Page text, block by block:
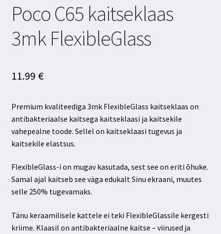
Poco C65 kaitseklaas
3mk FlexibleGlass
11.99 €
Premium kvaliteediga 3mk FlexibleGlass kaitseklaas on
antibakteriaalse kaitsega kaitseklaasi ja kaitsekile
vahepealne toode. Sellel on kaitseklaasi tugevus ja
kaitsekile elastsus.
FlexibleGlass-i on mugav kasutada, sest see on eriti õhuke.
Samal ajal kaitseb see väga edukalt Sinu ekraani, muutes
selle 250% tugevamaks.
Tänu keraamilisele kattele ei teki FlexibleGlassile kergesti
kriime. Klaasil on antibakteriaalne kaitse – viirused ja